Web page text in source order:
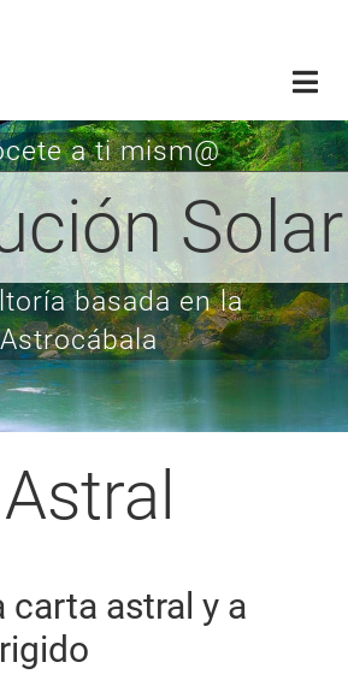
a ti mism@
Solar
basada en la
Astrocábala
carta astral y a